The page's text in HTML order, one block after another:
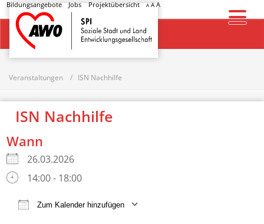
Bildungsangebote Jobs Projektübersicht A AA
Startseite
Veranstaltungen ISN Nachhilfe
ISN Nachhilfe
Wann
26.03.2026
14:00 - 18:00
Zum Kalender hinzufügen